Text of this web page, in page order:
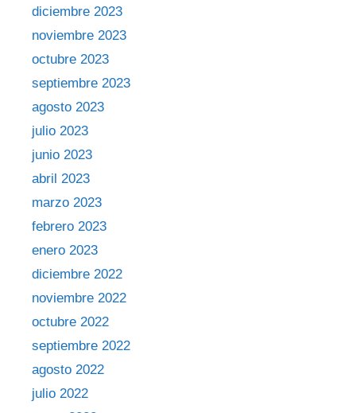
diciembre 2023
noviembre 2023
octubre 2023
septiembre 2023
agosto 2023
julio 2023
junio 2023
abril 2023
marzo 2023
febrero 2023
enero 2023
diciembre 2022
noviembre 2022
octubre 2022
septiembre 2022
agosto 2022
julio 2022